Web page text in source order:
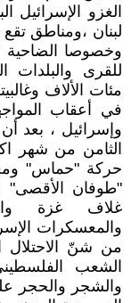
الغزو الإسرائيل
لبنان ،ومناطق
وخصوصا الضاحية
للقرى والبلدات
مئات الألاف
في أعقاب
وإسرائيل ، بعد
حركة "حماس"
غلاف غزة
والمعسكرات
من شنّ الاحتلال
الشعب
والشجر والحجر